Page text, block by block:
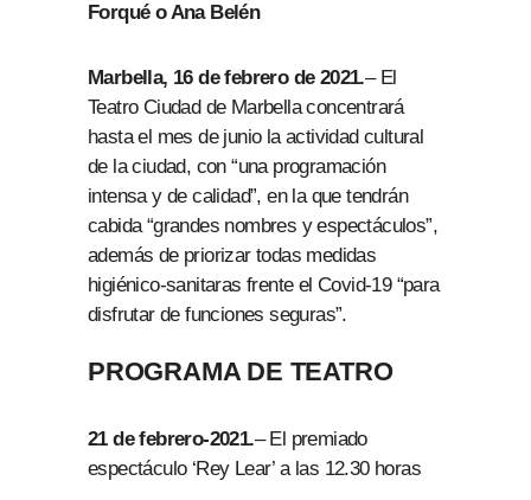
Forqué o Ana Belén
Marbella, 16 de febrero de 2021.– El
Teatro Ciudad de Marbella concentrará
hasta el mes de junio la actividad cultural
de la ciudad, con “una programación
intensa y de calidad”, en la que tendrán
cabida “grandes nombres y espectáculos”,
además de priorizar todas medidas
higiénico-sanitaras frente el Covid-19 “para
disfrutar de funciones seguras”.
PROGRAMA DE TEATRO
21 de febrero-2021.– El premiado
espectáculo ‘Rey Lear’ a las 12.30 horas